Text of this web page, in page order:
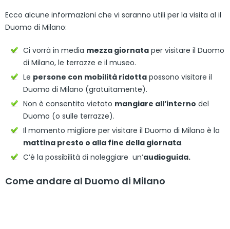
Ecco alcune informazioni che vi saranno utili per la visita al il
Duomo di Milano:
Ci vorrà in media mezza giornata per visitare il Duomo
di Milano, le terrazze e il museo.
Le persone con mobilità ridotta possono visitare il
Duomo di Milano (gratuitamente).
Non è consentito vietato mangiare all’interno del
Duomo (o sulle terrazze).
Il momento migliore per visitare il Duomo di Milano è la
mattina presto o alla fine della giornata.
C’è la possibilità di noleggiare un’audioguida.
Come andare al Duomo di Milano